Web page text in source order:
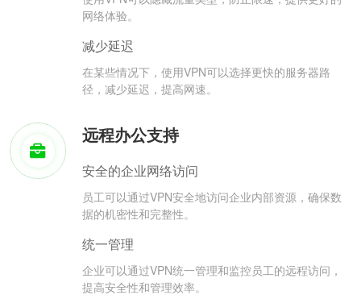
网络体验。
减少延迟
在某些情况下，使用VPN可以选择更快的服务器路
径，减少延迟，提高网速。
远程办公支持
安全的企业网络访问
员工可以通过VPN安全地访问企业内部资源，确保数
据的机密性和完整性。
统一管理
企业可以通过VPN统一管理和监控员工的远程访问，
提高安全性和管理效率。